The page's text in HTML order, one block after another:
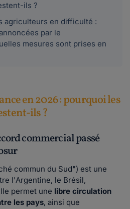
ils ?
agriculteurs en difficulté :
par le
mesures sont prises en
en 2026 : pourquoi les
ils ?
commercial passé
commun du Sud") est une
l'Argentine, le Brésil,
permet une libre circulation
les pays, ainsi que